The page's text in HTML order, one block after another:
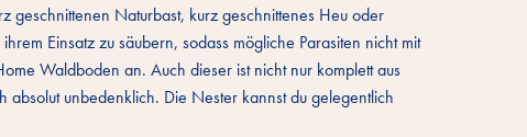
geschnittenen Naturbast, kurz geschnittenes Heu oder
Einsatz zu säubern, sodass mögliche Parasiten nicht mit
Waldboden an. Auch dieser ist nicht nur komplett aus
unbedenklich. Die Nester kannst du gelegentlich